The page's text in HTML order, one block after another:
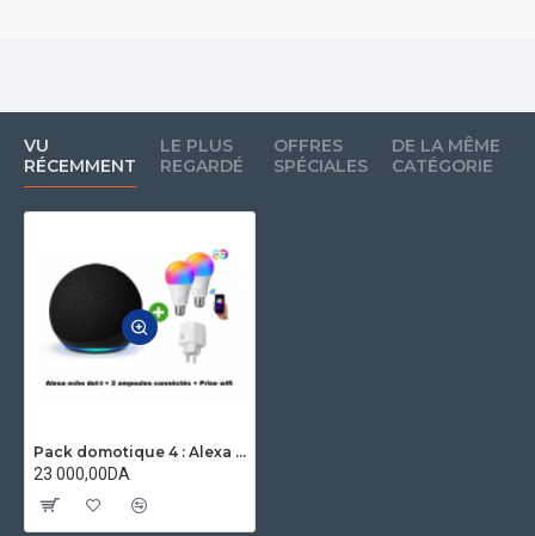
VU
RÉCEMMENT
LE PLUS
REGARDÉ
OFFRES
SPÉCIALES
DE LA MÊME
CATÉGORIE
Pack domotique 4 : Alexa echo dot4 , 2 lampes connéctés et prise wifi
23 000,00DA